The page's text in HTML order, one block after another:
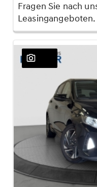
Fragen Sie nach
Leasingangeboten.